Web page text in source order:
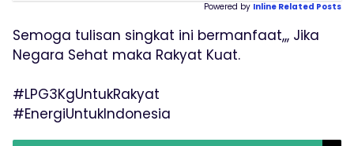
Powered by Inline Related Posts
Semoga tulisan singkat ini bermanfaat,,, Jika
Negara Sehat maka Rakyat Kuat.
#LPG3KgUntukRakyat
#EnergiUntukIndonesia